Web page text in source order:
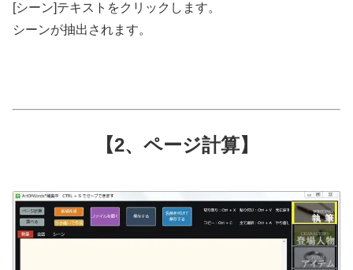
[シーン]テキストをクリックします。
シーンが抽出されます。
【2、ページ計算】